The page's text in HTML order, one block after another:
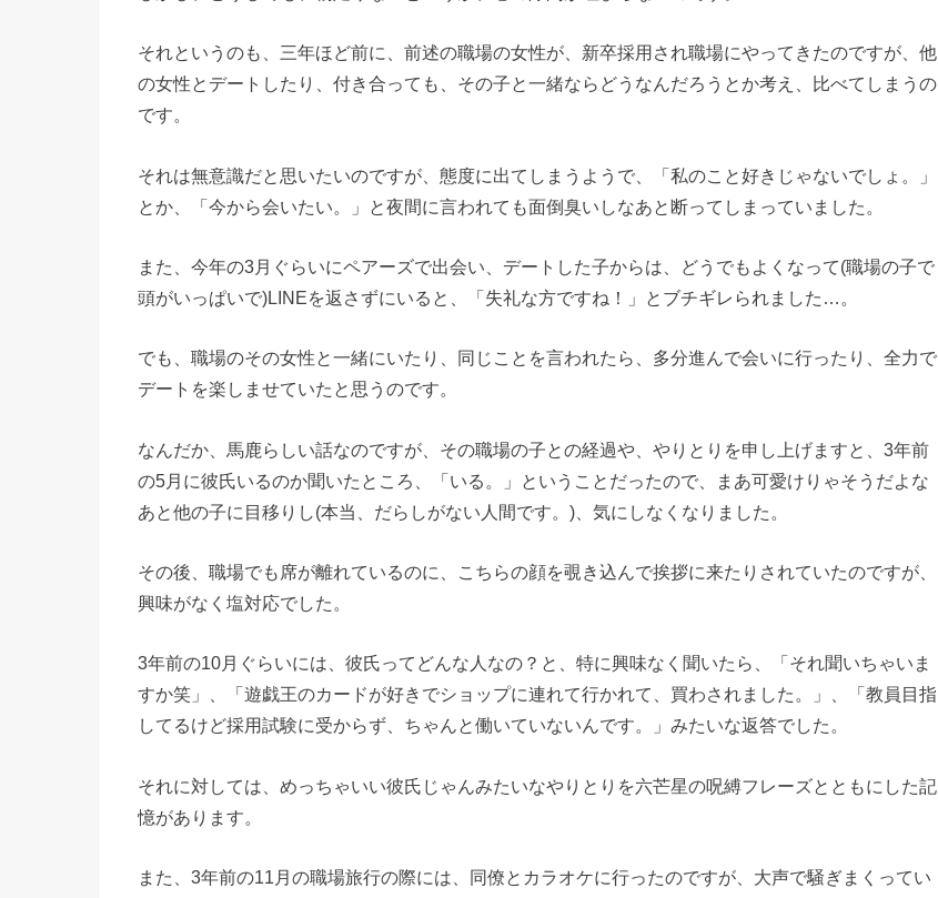
それというのも、三年ほど前に、前述の職場の女性が、新卒採用され職場にやってきたのですが、他
の女性とデートしたり、付き合っても、その子と一緒ならどうなんだろうとか考え、比べてしまうの
です。
それは無意識だと思いたいのですが、態度に出てしまうようで、「私のこと好きじゃないでしょ。」
とか、「今から会いたい。」と夜間に言われても面倒臭いしなあと断ってしまっていました。
また、今年の3月ぐらいにペアーズで出会い、デートした子からは、どうでもよくなって(職場の子で
頭がいっぱいで)LINEを返さずにいると、「失礼な方ですね！」とブチギレられました…。
でも、職場のその女性と一緒にいたり、同じことを言われたら、多分進んで会いに行ったり、全力で
デートを楽しませていたと思うのです。
なんだか、馬鹿らしい話なのですが、その職場の子との経過や、やりとりを申し上げますと、3年前
の5月に彼氏いるのか聞いたところ、「いる。」ということだったので、まあ可愛けりゃそうだよな
あと他の子に目移りし(本当、だらしがない人間です。)、気にしなくなりました。
その後、職場でも席が離れているのに、こちらの顔を覗き込んで挨拶に来たりされていたのですが、
興味がなく塩対応でした。
3年前の10月ぐらいには、彼氏ってどんな人なの？と、特に興味なく聞いたら、「それ聞いちゃいま
すか笑」、「遊戯王のカードが好きでショップに連れて行かれて、買わされました。」、「教員目指
してるけど採用試験に受からず、ちゃんと働いていないんです。」みたいな返答でした。
それに対しては、めっちゃいい彼氏じゃんみたいなやりとりを六芒星の呪縛フレーズとともにした記
憶があります。
また、3年前の11月の職場旅行の際には、同僚とカラオケに行ったのですが、大声で騒ぎまくってい